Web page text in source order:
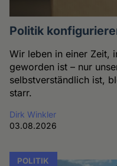
Politik
Wir leben in einer Zeit,
geworden ist – nur
selbstverständlich ist,
starr.
Dirk Winkler
03.08.2026
POLITIK